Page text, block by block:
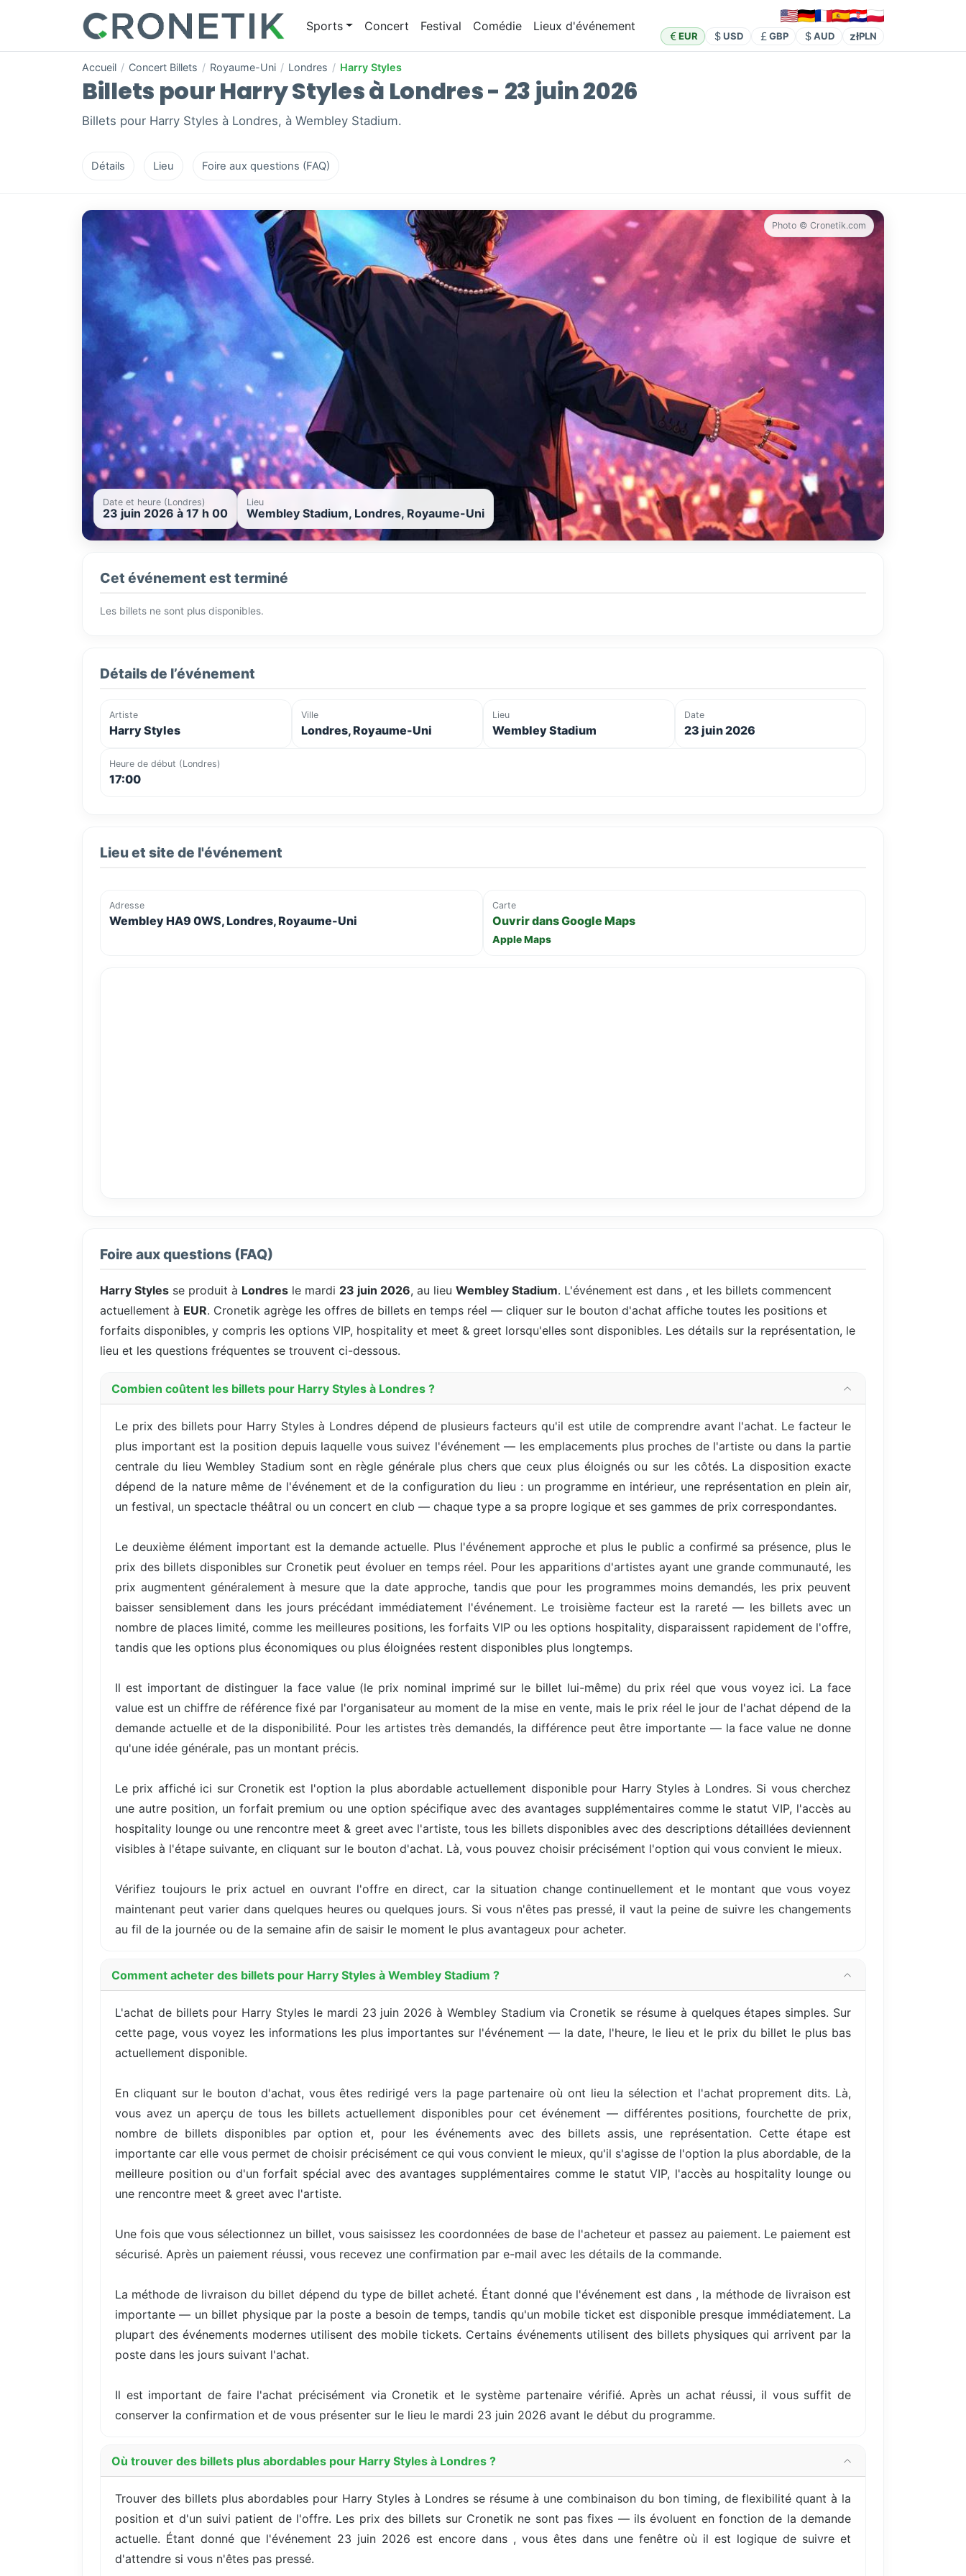
Sports Concert Festival Comédie Lieux d'événement
EUR USD GBP AUD złPLN
Accueil / Concert Billets / Royaume-Uni / Londres / Harry Styles
Billets pour Harry Styles à Londres - 23 juin 2026
Billets pour Harry Styles à Londres, à Wembley Stadium.
Détails Lieu Foire aux questions (FAQ)
Photo © Cronetik.com
Date et heure (Londres)
23 juin 2026 à 17 h 00
Lieu
Wembley Stadium, Londres, Royaume-Uni
Cet événement est terminé
Les billets ne sont plus disponibles.
Détails de l’événement
Artiste
Harry Styles
Ville
Londres, Royaume-Uni
Lieu
Wembley Stadium
Date
23 juin 2026
Heure de début (Londres)
17:00
Lieu et site de l'événement
Adresse
Wembley HA9 0WS, Londres, Royaume-Uni
Carte
Ouvrir dans Google Maps
Apple Maps
Foire aux questions (FAQ)
Harry Styles se produit à Londres le mardi 23 juin 2026, au lieu Wembley Stadium. L'événement est dans , et les billets commencent
actuellement à EUR. Cronetik agrège les offres de billets en temps réel — cliquer sur le bouton d'achat affiche toutes les positions et
forfaits disponibles, y compris les options VIP, hospitality et meet & greet lorsqu'elles sont disponibles. Les détails sur la représentation, le
lieu et les questions fréquentes se trouvent ci-dessous.
Combien coûtent les billets pour Harry Styles à Londres ?
Le prix des billets pour Harry Styles à Londres dépend de plusieurs facteurs qu'il est utile de comprendre avant l'achat. Le facteur le
plus important est la position depuis laquelle vous suivez l'événement — les emplacements plus proches de l'artiste ou dans la partie
centrale du lieu Wembley Stadium sont en règle générale plus chers que ceux plus éloignés ou sur les côtés. La disposition exacte
dépend de la nature même de l'événement et de la configuration du lieu : un programme en intérieur, une représentation en plein air,
un festival, un spectacle théâtral ou un concert en club — chaque type a sa propre logique et ses gammes de prix correspondantes.
Le deuxième élément important est la demande actuelle. Plus l'événement approche et plus le public a confirmé sa présence, plus le
prix des billets disponibles sur Cronetik peut évoluer en temps réel. Pour les apparitions d'artistes ayant une grande communauté, les
prix augmentent généralement à mesure que la date approche, tandis que pour les programmes moins demandés, les prix peuvent
baisser sensiblement dans les jours précédant immédiatement l'événement. Le troisième facteur est la rareté — les billets avec un
nombre de places limité, comme les meilleures positions, les forfaits VIP ou les options hospitality, disparaissent rapidement de l'offre,
tandis que les options plus économiques ou plus éloignées restent disponibles plus longtemps.
Il est important de distinguer la face value (le prix nominal imprimé sur le billet lui-même) du prix réel que vous voyez ici. La face
value est un chiffre de référence fixé par l'organisateur au moment de la mise en vente, mais le prix réel le jour de l'achat dépend de la
demande actuelle et de la disponibilité. Pour les artistes très demandés, la différence peut être importante — la face value ne donne
qu'une idée générale, pas un montant précis.
Le prix affiché ici sur Cronetik est l'option la plus abordable actuellement disponible pour Harry Styles à Londres. Si vous cherchez
une autre position, un forfait premium ou une option spécifique avec des avantages supplémentaires comme le statut VIP, l'accès au
hospitality lounge ou une rencontre meet & greet avec l'artiste, tous les billets disponibles avec des descriptions détaillées deviennent
visibles à l'étape suivante, en cliquant sur le bouton d'achat. Là, vous pouvez choisir précisément l'option qui vous convient le mieux.
Vérifiez toujours le prix actuel en ouvrant l'offre en direct, car la situation change continuellement et le montant que vous voyez
maintenant peut varier dans quelques heures ou quelques jours. Si vous n'êtes pas pressé, il vaut la peine de suivre les changements
au fil de la journée ou de la semaine afin de saisir le moment le plus avantageux pour acheter.
Comment acheter des billets pour Harry Styles à Wembley Stadium ?
L'achat de billets pour Harry Styles le mardi 23 juin 2026 à Wembley Stadium via Cronetik se résume à quelques étapes simples. Sur
cette page, vous voyez les informations les plus importantes sur l'événement — la date, l'heure, le lieu et le prix du billet le plus bas
actuellement disponible.
En cliquant sur le bouton d'achat, vous êtes redirigé vers la page partenaire où ont lieu la sélection et l'achat proprement dits. Là,
vous avez un aperçu de tous les billets actuellement disponibles pour cet événement — différentes positions, fourchette de prix,
nombre de billets disponibles par option et, pour les événements avec des billets assis, une représentation. Cette étape est
importante car elle vous permet de choisir précisément ce qui vous convient le mieux, qu'il s'agisse de l'option la plus abordable, de la
meilleure position ou d'un forfait spécial avec des avantages supplémentaires comme le statut VIP, l'accès au hospitality lounge ou
une rencontre meet & greet avec l'artiste.
Une fois que vous sélectionnez un billet, vous saisissez les coordonnées de base de l'acheteur et passez au paiement. Le paiement est
sécurisé. Après un paiement réussi, vous recevez une confirmation par e-mail avec les détails de la commande.
La méthode de livraison du billet dépend du type de billet acheté. Étant donné que l'événement est dans , la méthode de livraison est
importante — un billet physique par la poste a besoin de temps, tandis qu'un mobile ticket est disponible presque immédiatement. La
plupart des événements modernes utilisent des mobile tickets. Certains événements utilisent des billets physiques qui arrivent par la
poste dans les jours suivant l'achat.
Il est important de faire l'achat précisément via Cronetik et le système partenaire vérifié. Après un achat réussi, il vous suffit de
conserver la confirmation et de vous présenter sur le lieu le mardi 23 juin 2026 avant le début du programme.
Où trouver des billets plus abordables pour Harry Styles à Londres ?
Trouver des billets plus abordables pour Harry Styles à Londres se résume à une combinaison du bon timing, de flexibilité quant à la
position et d'un suivi patient de l'offre. Les prix des billets sur Cronetik ne sont pas fixes — ils évoluent en fonction de la demande
actuelle. Étant donné que l'événement 23 juin 2026 est encore dans , vous êtes dans une fenêtre où il est logique de suivre et
d'attendre si vous n'êtes pas pressé.